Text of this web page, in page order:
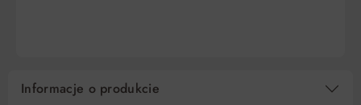
Informacje o produkcie